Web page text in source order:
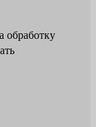
обработку